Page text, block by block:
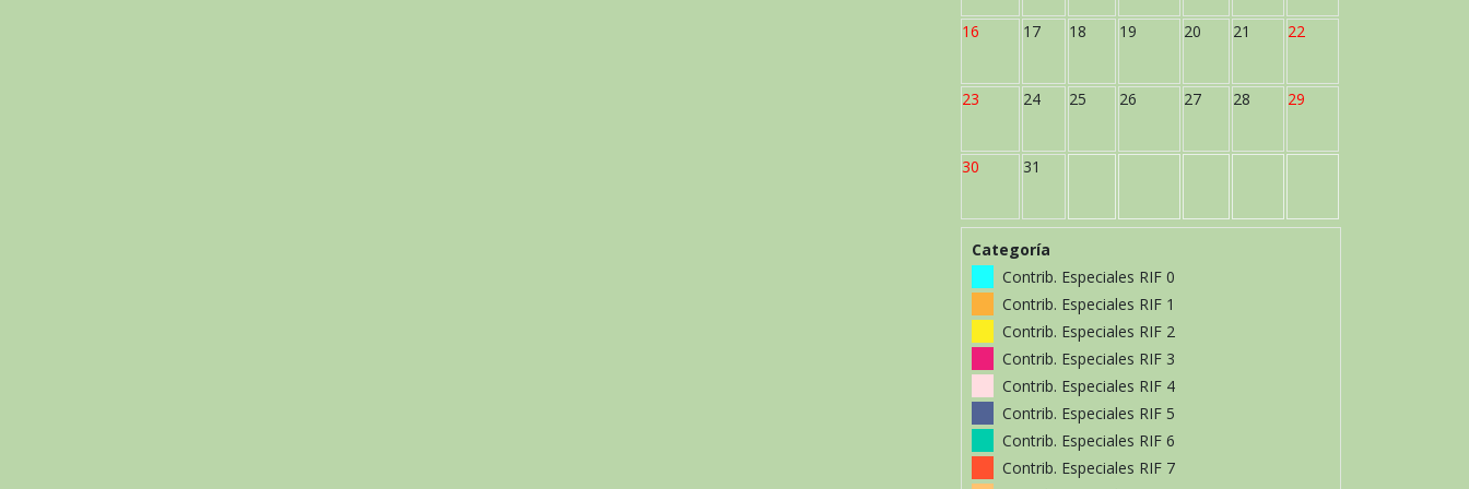
16 17 18 19 20 21 22
23 24 25 26 27 28 29
30 31
Categoría
Contrib. Especiales RIF 0
Contrib. Especiales RIF 1
Contrib. Especiales RIF 2
Contrib. Especiales RIF 3
Contrib. Especiales RIF 4
Contrib. Especiales RIF 5
Contrib. Especiales RIF 6
Contrib. Especiales RIF 7